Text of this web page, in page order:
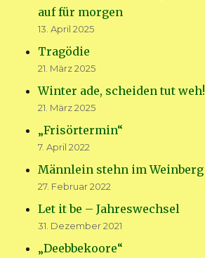
auf für morgen
13. April 2025
Tragödie
21. März 2025
Winter ade, scheiden tut weh!
21. März 2025
„Frisörtermin“
7. April 2022
Männlein stehn im Weinberg
27. Februar 2022
Let it be – Jahreswechsel
31. Dezember 2021
„Deebbekoore“